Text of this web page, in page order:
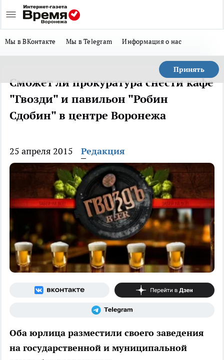
Мы в ВКонтакте Мы в Telegram Информация о нас
Принять
Сможет ли прокуратура снести кафе
"Гвозди" и павильон "Робин
Сдобин" в центре Воронежа
25 апреля 2015 Редакция
Оба юрлица разместили своего заведения
на государственной и муниципальной